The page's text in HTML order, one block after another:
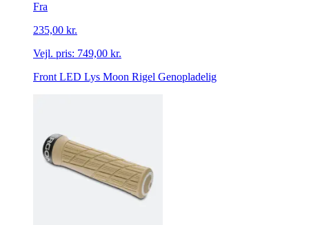
Fra
235,00 kr.
Vejl. pris: 749,00 kr.
Front LED Lys Moon Rigel Genopladelig